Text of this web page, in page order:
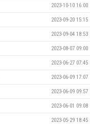
2023-10-10 16:00
2023-09-20 15:15
2023-09-04 18:53
2023-08-07 09:00
2023-06-27 07:45
2023-06-09 17:07
2023-06-09 09:57
2023-06-01 09:08
2023-05-29 18:45